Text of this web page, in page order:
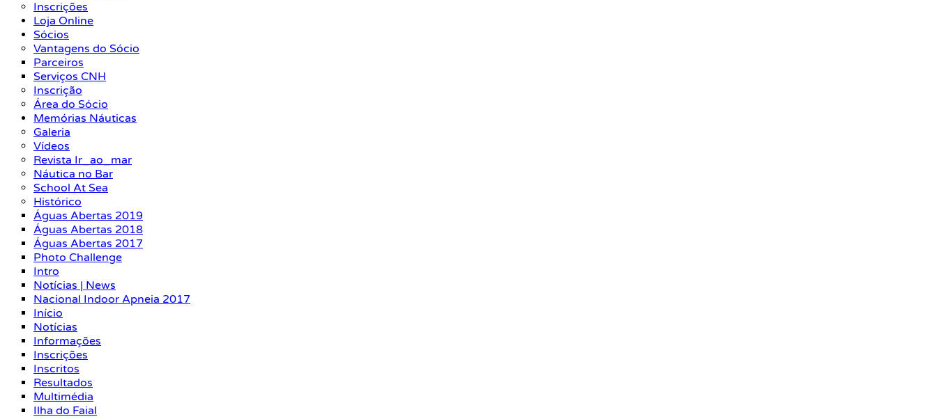
Inscrições
Loja Online
Sócios
Vantagens do Sócio
Parceiros
Serviços CNH
Inscrição
Área do Sócio
Memórias Náuticas
Galeria
Vídeos
Revista Ir_ao_mar
Náutica no Bar
School At Sea
Histórico
Águas Abertas 2019
Águas Abertas 2018
Águas Abertas 2017
Photo Challenge
Intro
Notícias | News
Nacional Indoor Apneia 2017
Início
Notícias
Informações
Inscrições
Inscritos
Resultados
Multimédia
Ilha do Faial